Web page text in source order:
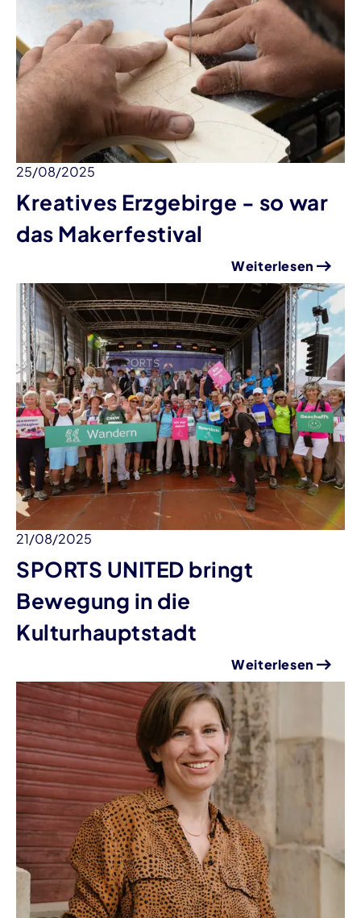
25/08/2025
Kreatives Erzgebirge - so war
das Makerfestival
Weiterlesen
21/08/2025
SPORTS UNITED bringt
Bewegung in die
Kulturhauptstadt
Weiterlesen